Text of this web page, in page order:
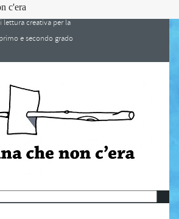
lettura creativa per la
e secondo grado
c'era